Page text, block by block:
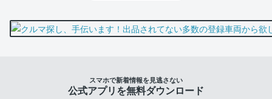
スマホで新着情報を見逃さない
公式アプリを無料ダウンロード